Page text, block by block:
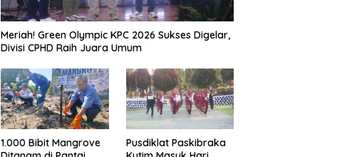
Meriah! Green Olympic KPC 2026 Sukses Digelar,
Divisi CPHD Raih Juara Umum
1.000 Bibit Mangrove
Pusdiklat Paskibraka